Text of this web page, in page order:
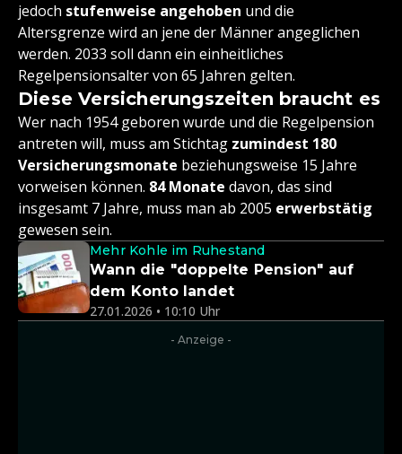
jedoch stufenweise angehoben und die
Altersgrenze wird an jene der Männer angeglichen
werden. 2033 soll dann ein einheitliches
Regelpensionsalter von 65 Jahren gelten.
Diese Versicherungszeiten braucht es
Wer nach 1954 geboren wurde und die Regelpension
antreten will, muss am Stichtag zumindest 180
Versicherungsmonate beziehungsweise 15 Jahre
vorweisen können. 84 Monate davon, das sind
insgesamt 7 Jahre, muss man ab 2005 erwerbstätig
gewesen sein.
Mehr Kohle im Ruhestand
Wann die "doppelte Pension" auf
dem Konto landet
27.01.2026 • 10:10 Uhr
- Anzeige -